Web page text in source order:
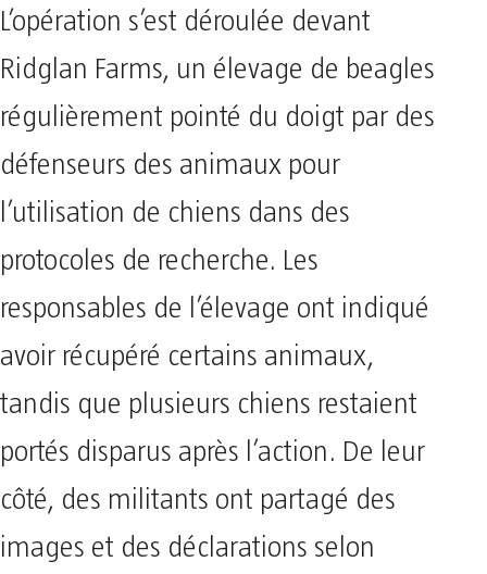
L’opération s’est déroulée devant
Ridglan Farms, un élevage de beagles
régulièrement pointé du doigt par des
défenseurs des animaux pour
l’utilisation de chiens dans des
protocoles de recherche. Les
responsables de l’élevage ont indiqué
avoir récupéré certains animaux,
tandis que plusieurs chiens restaient
portés disparus après l’action. De leur
côté, des militants ont partagé des
images et des déclarations selon